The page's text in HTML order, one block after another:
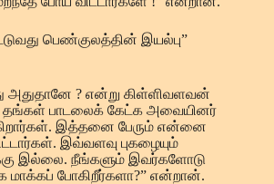
பெண்குலத்தின் இயல்பு”
அதுதானே ? என்று கிள்ளிவளவன்
பாடலைக் கேட்க அவையினர்
இத்தனை பேரும் என்னை
இவ்வளவு புகழையும்
இல்லை. நீங்களும் இவர்களோடு
மாக்கப் போகிறீர்களா?” என்றான்.